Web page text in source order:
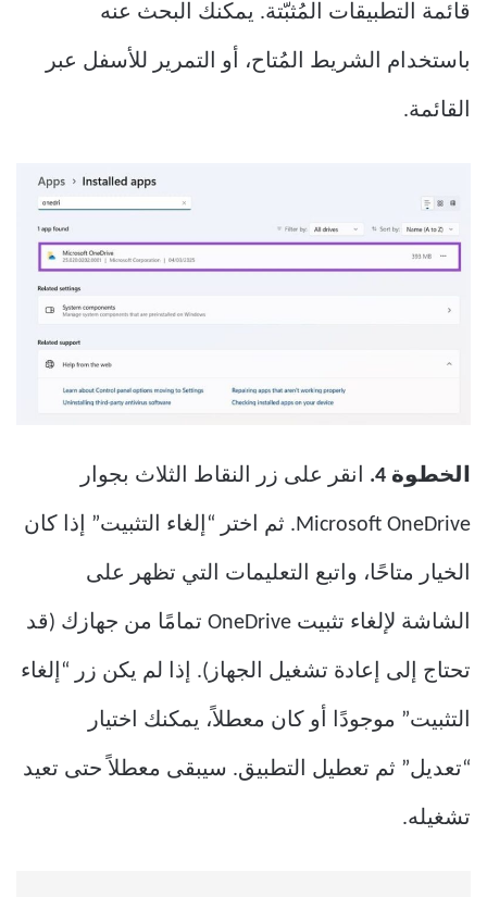
قائمة التطبيقات المُثبّتة. يمكنك البحث عنه
باستخدام الشريط المُتاح، أو التمرير للأسفل عبر
القائمة.
الخطوة 4. انقر على زر النقاط الثلاث بجوار
Microsoft OneDrive. ثم اختر “إلغاء التثبيت” إذا كان
الخيار متاحًا، واتبع التعليمات التي تظهر على
الشاشة لإلغاء تثبيت OneDrive تمامًا من جهازك (قد
تحتاج إلى إعادة تشغيل الجهاز). إذا لم يكن زر “إلغاء
التثبيت” موجودًا أو كان معطلاً، يمكنك اختيار
“تعديل” ثم تعطيل التطبيق. سيبقى معطلاً حتى تعيد
تشغيله.